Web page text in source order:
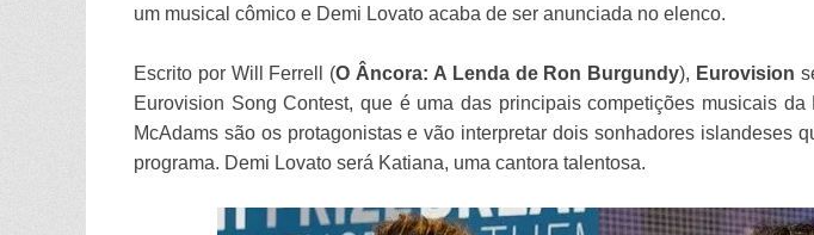
um musical cômico e Demi Lovato acaba de ser anunciada no elenco.
Escrito por Will Ferrell (O Âncora: A Lenda de Ron Burgundy), Eurovision
Eurovision Song Contest, que é uma das principais competições musicais
McAdams são os protagonistas e vão interpretar dois sonhadores islandeses
programa. Demi Lovato será Katiana, uma cantora talentosa.